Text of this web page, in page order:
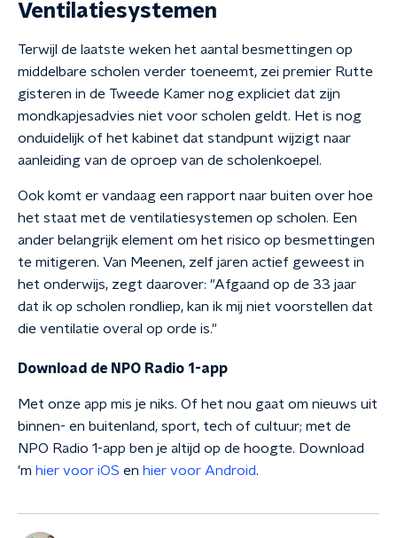
Ventilatiesystemen
Terwijl de laatste weken het aantal besmettingen op
middelbare scholen verder toeneemt, zei premier Rutte
gisteren in de Tweede Kamer nog expliciet dat zijn
mondkapjesadvies niet voor scholen geldt. Het is nog
onduidelijk of het kabinet dat standpunt wijzigt naar
aanleiding van de oproep van de scholenkoepel.
Ook komt er vandaag een rapport naar buiten over hoe
het staat met de ventilatiesystemen op scholen. Een
ander belangrijk element om het risico op besmettingen
te mitigeren. Van Meenen, zelf jaren actief geweest in
het onderwijs, zegt daarover: "Afgaand op de 33 jaar
dat ik op scholen rondliep, kan ik mij niet voorstellen dat
die ventilatie overal op orde is."
Download de NPO Radio 1-app
Met onze app mis je niks. Of het nou gaat om nieuws uit
binnen- en buitenland, sport, tech of cultuur; met de
NPO Radio 1-app ben je altijd op de hoogte. Download
'm hier voor iOS en hier voor Android.